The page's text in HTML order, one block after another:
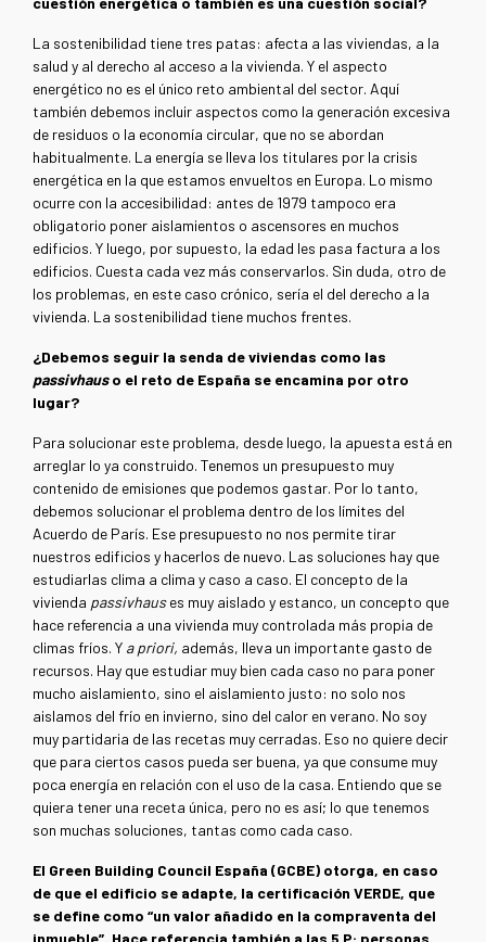
La sostenibilidad tiene tres patas: afecta a las viviendas, a la
salud y al derecho al acceso a la vivienda. Y el aspecto
energético no es el único reto ambiental del sector. Aquí
también debemos incluir aspectos como la generación excesiva
de residuos o la economía circular, que no se abordan
habitualmente. La energía se lleva los titulares por la crisis
energética en la que estamos envueltos en Europa. Lo mismo
ocurre con la accesibilidad: antes de 1979 tampoco era
obligatorio poner aislamientos o ascensores en muchos
edificios. Y luego, por supuesto, la edad les pasa factura a los
edificios. Cuesta cada vez más conservarlos. Sin duda, otro de
los problemas, en este caso crónico, sería el del derecho a la
vivienda. La sostenibilidad tiene muchos frentes.
¿Debemos seguir la senda de viviendas como las
passivhauso el reto de España se encamina por otro
lugar?
Para solucionar este problema, desde luego, la apuesta está en
arreglar lo ya construido. Tenemos un presupuesto muy
contenido de emisiones que podemos gastar. Por lo tanto,
debemos solucionar el problema dentro de los límites del
Acuerdo de París. Ese presupuesto no nos permite tirar
nuestros edificios y hacerlos de nuevo. Las soluciones hay que
estudiarlas clima a clima y caso a caso. El concepto de la
vivienda passivhauses muy aislado y estanco, un concepto que
hace referencia a una vivienda muy controlada más propia de
climas fríos. Y a priori, además, lleva un importante gasto de
recursos. Hay que estudiar muy bien cada caso no para poner
mucho aislamiento, sino el aislamiento justo: no solo nos
aislamos del frío en invierno, sino del calor en verano. No soy
muy partidaria de las recetas muy cerradas. Eso no quiere decir
que para ciertos casos pueda ser buena, ya que consume muy
poca energía en relación con el uso de la casa. Entiendo que se
quiera tener una receta única, pero no es así; lo que tenemos
son muchas soluciones, tantas como cada caso.
El Green Building Council España (GCBE) otorga, en caso
de que el edificio se adapte, la certificación VERDE, que
se define como “un valor añadido en la compraventa del